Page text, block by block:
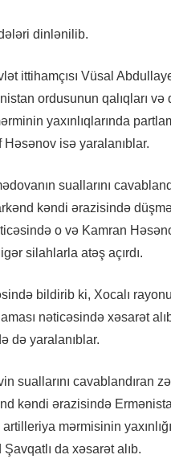
dinlənilib.
ittihamçısı Vüsal
ordusunun qalıqları
yaxınlıqlarında
isə yaralanıblar.
suallarını
kəndi ərazisində
o və Kamran
silahlarla atəş açırdı.
bildirib ki, Xocalı
nəticəsində xəsarət
də yaralanıblar.
suallarını cavablandıran
kəndi ərazisində
mərmisinin
da xəsarət alıb.